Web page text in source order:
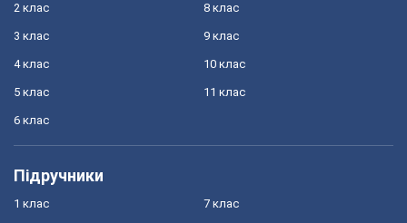
2 клас
3 клас
4 клас
5 клас
6 клас
8 клас
9 клас
10 клас
11 клас
Підручники
1 клас 7 клас